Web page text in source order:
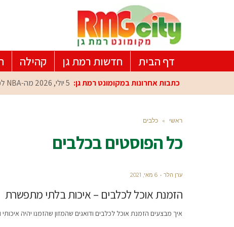
דף הבית חדשות רמת גן קהילה
כתבות אחרונות במקומונט רמת גן: 5 יולי, 2026 מה-NBA למרכז הפיתוח ברמת גן: עומרי כספי במפגש הוקרה מיוחד
ראשי » כלבים
כל הפוסטים בכלבים
ערן הלר 6 מאי, 2021
הזמנת אוכל לכלבים – איכות בלתי מתפשרת
איך מבצעים הזמנת אוכל לכלבים ודואגים שהמזון שהזמנו יהיה